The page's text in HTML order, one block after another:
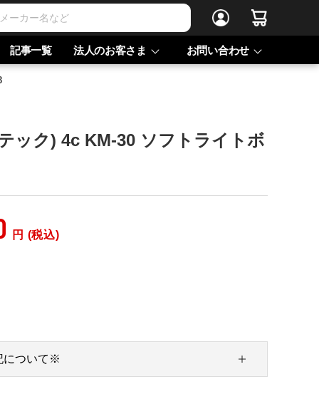
記事一覧 法人のお客さま お問い合わせ
ック) 4c KM-30 ソフトライトボ
円 (税込)
について※